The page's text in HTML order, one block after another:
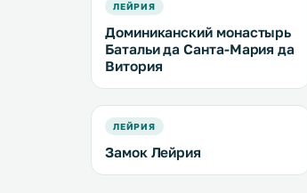
ЛЕЙРИЯ
Доминиканский монастырь
Батальи да Санта-Мария да
Витория
ЛЕЙРИЯ
Замок Лейрия